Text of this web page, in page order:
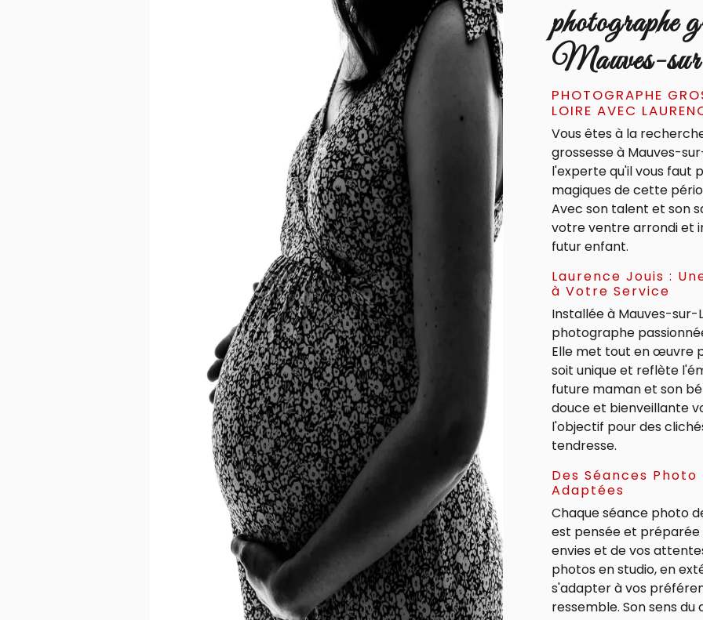
photographe
Mauves-
PHOTOGRAPHE
LOIRE AVEC
Vous êtes à la
grossesse à Mauves-
l'experte qu'il vous faut
magiques de cette
Avec son talent et son
votre ventre arrondi et
futur enfant.
Laurence Jouis :
à Votre Service
Installée à Mauves-sur-
photographe
Elle met tout en œuvre
soit unique et reflète
future maman et son
douce et bienveillante
l'objectif pour des
tendresse.
Des Séances
Adaptées
Chaque séance photo
est pensée et préparée
envies et de vos
photos en studio, en
s'adapter à vos
ressemble. Son sens